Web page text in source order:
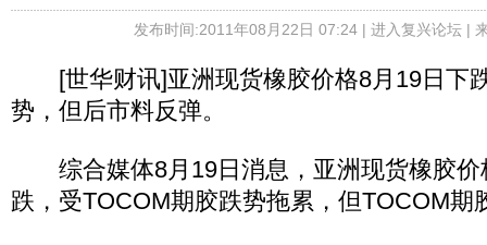
发布时间:2011年08月22日 07:24 | 进入复兴论坛|
[世华财讯]亚洲现货橡胶价格8月19日下
势，但后市料反弹。
综合媒体8月19日消息，亚洲现货橡胶价
跌，受TOCOM期胶跌势拖累，但TOCOM期